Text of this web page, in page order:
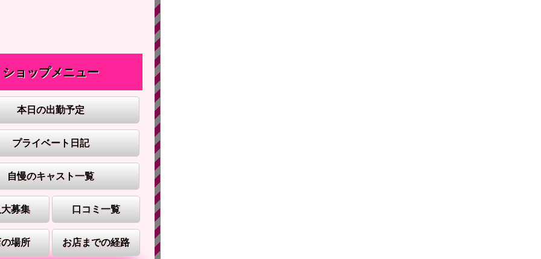
ショップメニュー
本日の出勤予定
プライベート日記
自慢のキャスト一覧
募集 口コミ一覧
場所 お店までの経路